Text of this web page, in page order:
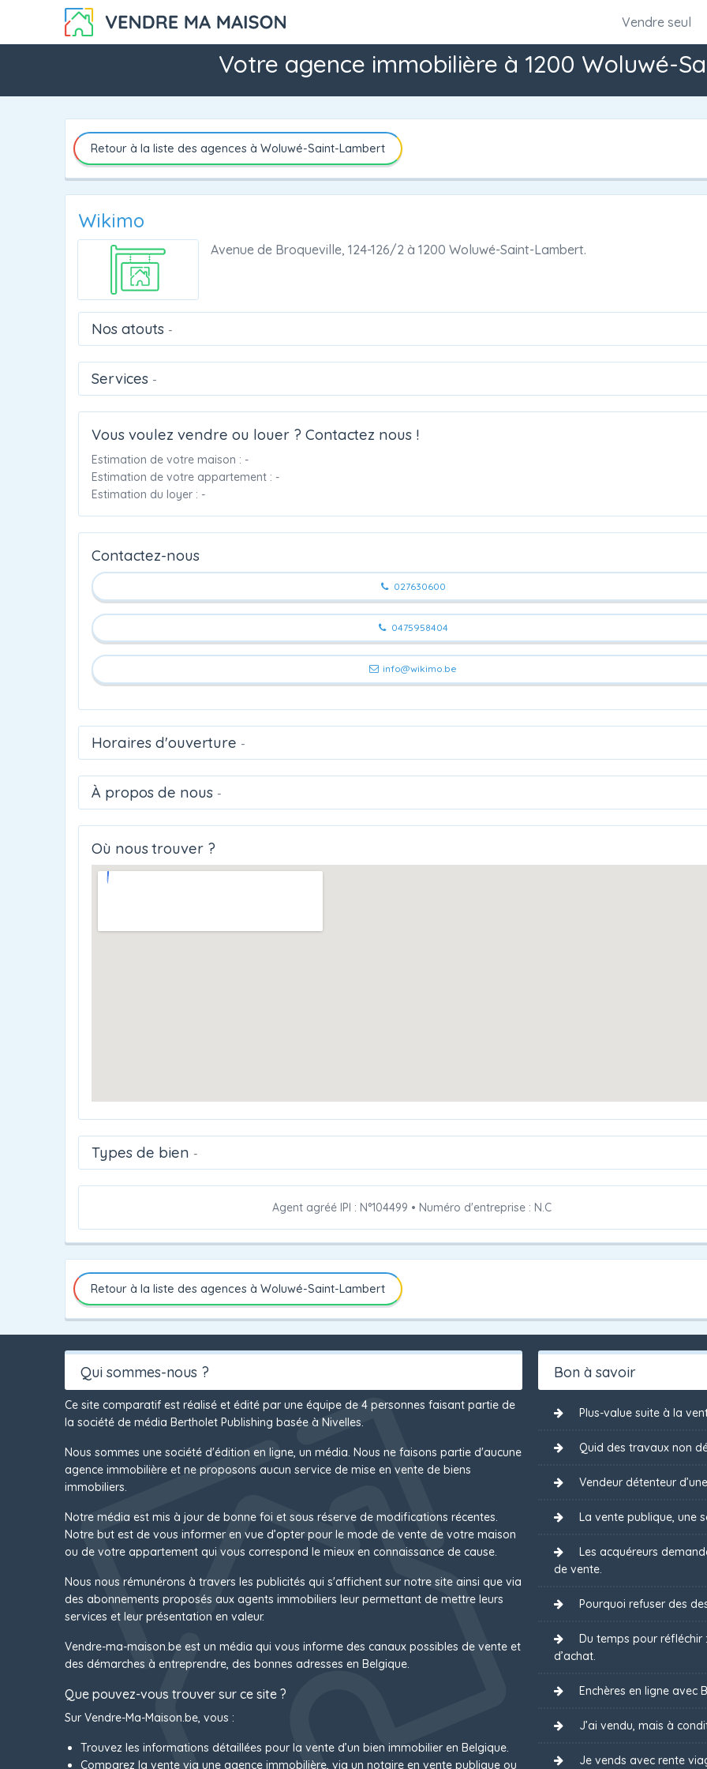
Vendre seul
Votre agence immobilière à 1200 Woluwé-
Retour à la liste des agences à Woluwé-Saint-Lambert
Wikimo
Avenue de Broqueville, 124-126/2 à 1200 Woluwé-Saint-Lambert.
Nos atouts -
Services -
Vous voulez vendre ou louer ? Contactez nous !
Estimation de votre maison : -
Estimation de votre appartement : -
Estimation du loyer : -
Contactez-nous
027630600
0475958404
info@wikimo.be
Horaires d'ouverture -
À propos de nous -
Où nous trouver ?
Types de bien -
Agent agréé IPI : N°104499 • Numéro d'entreprise : N.C
Retour à la liste des agences à Woluwé-Saint-Lambert
Qui sommes-nous ?
Ce site comparatif est réalisé et édité par une équipe de 4 personnes faisant partie de
la société de média Bertholet Publishing basée à Nivelles.
Nous sommes une société d'édition en ligne, un média. Nous ne faisons partie d'aucune
agence immobilière et ne proposons aucun service de mise en vente de biens
immobiliers.
Notre média est mis à jour de bonne foi et sous réserve de modifications récentes.
Notre but est de vous informer en vue d’opter pour le mode de vente de votre maison
ou de votre appartement qui vous correspond le mieux en connaissance de cause.
Nous nous rémunérons à travers les publicités qui s'affichent sur notre site ainsi que via
des abonnements proposés aux agents immobiliers leur permettant de mettre leurs
services et leur présentation en valeur.
Vendre-ma-maison.be est un média qui vous informe des canaux possibles de vente et
des démarches à entreprendre, des bonnes adresses en Belgique.
Que pouvez-vous trouver sur ce site ?
Sur Vendre-Ma-Maison.be, vous :
Trouvez les informations détaillées pour la vente d’un bien immobilier en Belgique.
Comparez la vente via une agence immobilière, via un notaire en vente publique ou
Bon à savoir
Plus-value suite à la
Quid des travaux non
Vendeur détenteur
La vente publique, une
Les acquéreurs
de vente.
Pourquoi refuser des
Du temps pour
d’achat.
Enchères en ligne avec
J’ai vendu, mais à
Je vends avec rente